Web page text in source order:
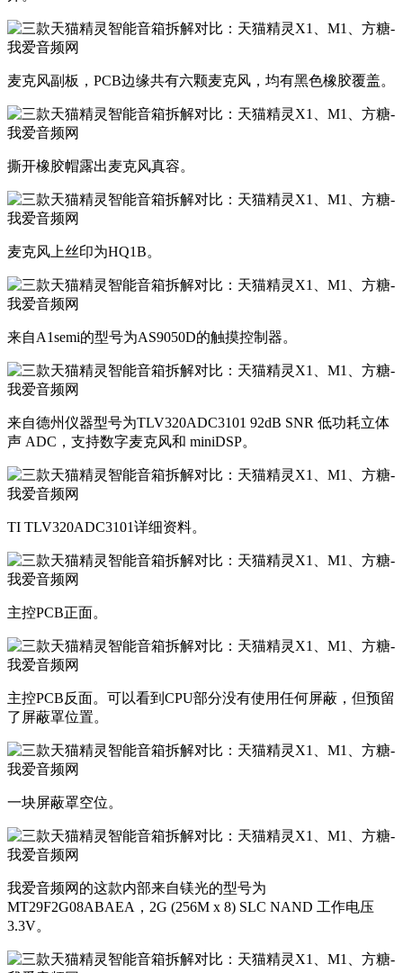
麦克风副板，PCB边缘共有六颗麦克风，均有黑色橡胶覆盖。
撕开橡胶帽露出麦克风真容。
麦克风上丝印为HQ1B。
来自A1semi的型号为AS9050D的触摸控制器。
来自德州仪器型号为TLV320ADC3101 92dB SNR 低功耗立体
声 ADC，支持数字麦克风和 miniDSP。
TI TLV320ADC3101详细资料。
主控PCB正面。
主控PCB反面。可以看到CPU部分没有使用任何屏蔽，但预留
了屏蔽罩位置。
一块屏蔽罩空位。
我爱音频网的这款内部来自镁光的型号为
MT29F2G08ABAEA，2G (256M x 8) SLC NAND 工作电压
3.3V。